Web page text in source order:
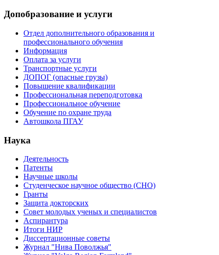
Допобразование и услуги
Отдел дополнительного образования и
профессионального обучения
Информация
Оплата за услуги
Транспортные услуги
ДОПОГ (опасные грузы)
Повышение квалификации
Профессиональная переподготовка
Профессиональное обучение
Обучение по охране труда
Автошкола ПГАУ
Наука
Деятельность
Патенты
Научные школы
Студенческое научное общество (СНО)
Гранты
Защита докторских
Совет молодых ученых и специалистов
Аспирантура
Итоги НИР
Диссертационные советы
Журнал "Нива Поволжья"